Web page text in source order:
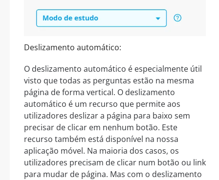
Deslizamento automático:
O deslizamento automático é especialmente útil
visto que todas as perguntas estão na mesma
página de forma vertical. O deslizamento
automático é um recurso que permite aos
utilizadores deslizar a página para baixo sem
precisar de clicar em nenhum botão. Este
recurso também está disponível na nossa
aplicação móvel. Na maioria dos casos, os
utilizadores precisam de clicar num botão ou link
para mudar de página. Mas com o deslizamento